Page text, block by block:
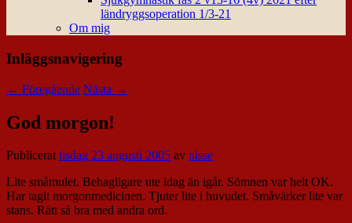
ländryggsoperation 1/3-21
Om mig
Inläggsnavigering
← Föregående Nästa →
God morgon!
Publicerattisdag 23 augusti 2005 av nisse
Lite småmulet. Behagligare ute idag än igår. Sömnen var helt OK.
Har tagit morgonmedicinen. Tjuter lite i huvudet. Småvärker lite var
stans. Rätt så bra med andra ord.